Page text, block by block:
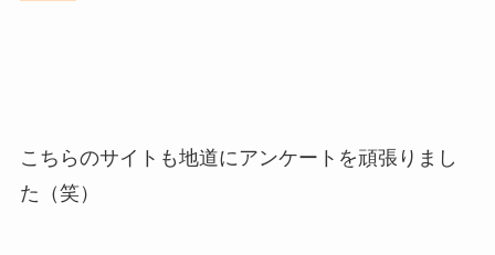
こちらのサイトも地道にアンケートを頑張りまし
た（笑）